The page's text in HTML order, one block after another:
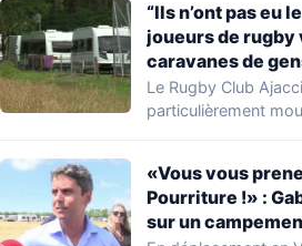
“Ils n’ont pas eu
joueurs de rugby
caravanes de
s’installer dans
délogent en
Le Rugby Club
particulièrement
«Vous vous
Pourriture !» :
sur un